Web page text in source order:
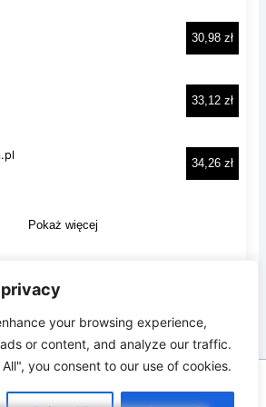
your browsing experience,
or content, and analyze our traffic.
you consent to our use of cookies.
© 2026 SmartAsy.pl
Ta witryna używa plików ciasteczek.
w tym jak kontrolować pliki ciasteczka,
plików ciasteczka